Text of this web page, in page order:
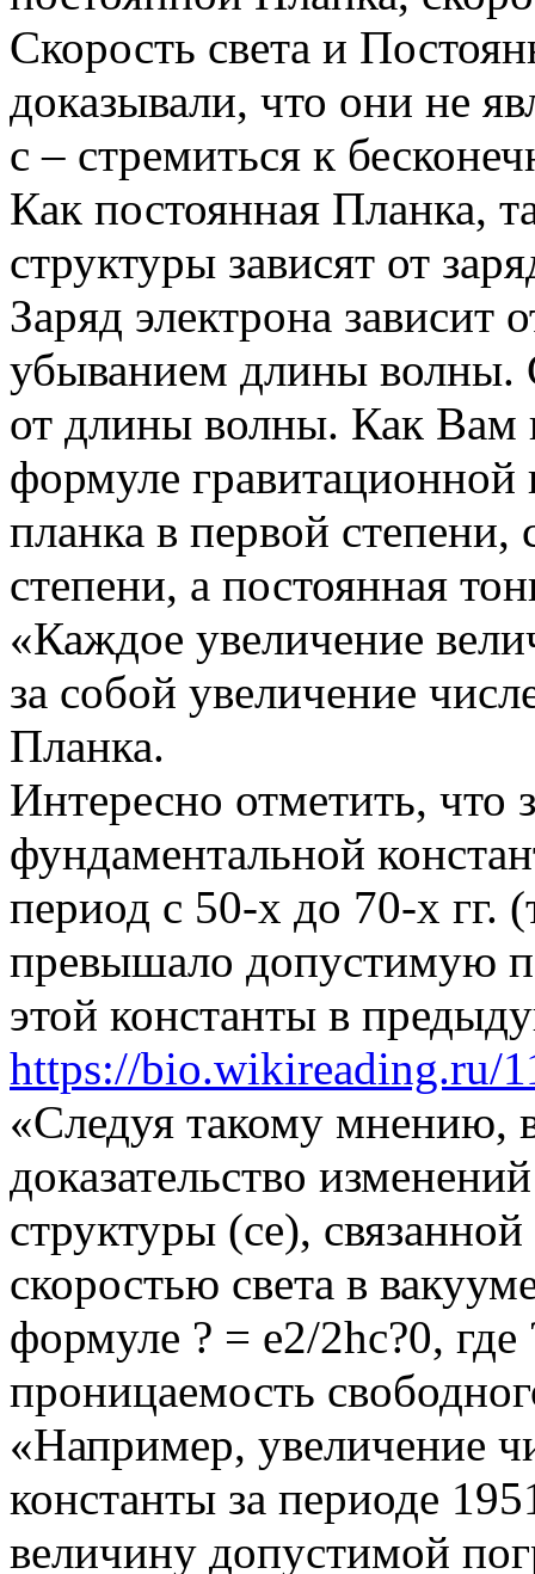
Скорость света и
доказывали, что они не
с – стремиться к
Как постоянная Планка,
структуры зависят от
Заряд электрона зависит
убыванием длины волны.
от длины волны. Как Вам
формуле гравитационной
планка в первой степени,
степени, а постоянная
«Каждое увеличение
за собой увеличение
Планка.
Интересно отметить, что
фундаментальной
период с 50-х до 70-х гг.
превышало допустимую
этой константы в
https://bio.wikireading.ru/
«Следуя такому мнению,
доказательство
структуры (се),
скоростью света в
формуле ? = e2/2hc?0,
проницаемость
«Например, увеличение
константы за периоде
величину допустимой